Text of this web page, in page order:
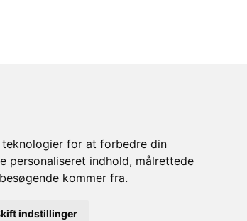
for at forbedre din
personaliseret indhold, målrettede
kommer fra.
indstillinger